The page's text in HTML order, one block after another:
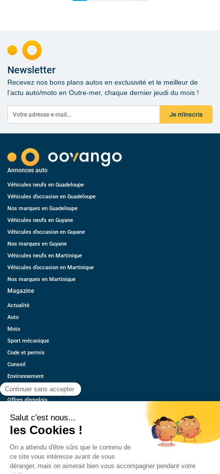
Newsletter
Recevez nos bons plans autos en exclusivité et le meilleur de
l’actu auto/moto en Outre-mer, chaque dernier jeudi du mois !
Je m'inscris
Annonces auto
Véhicules neufs en Guadeloupe
Véhicules d’occasion en Guadeloupe
Nos marques en Guadeloupe
Véhicules neufs en Guyane
Véhicules d’occasion en Guyane
Nos marques en Guyane
Véhicules neufs en Martinique
Véhicules d’occasion en Martinique
Nos marques en Martinique
Magazine
Actualité
Auto
Moto
Sport mécanique
Code et permis
Conseil
Environnement
Économie
Offres d’emplois
Contact
Estimez votre voiture